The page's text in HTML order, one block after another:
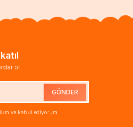
ol
GÖNDER
ve kabul ediyorum